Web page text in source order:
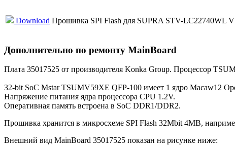
Download Прошивка SPI Flash для SUPRA STV-LC22740WL
Дополнительно по ремонту MainBoard
Плата 35017525 от производителя Konka Group. Процессор
32-bit SoC Mstar TSUMV59XE QFP-100 имеет 1 ядро Macaw12
Напряжение питания ядра процессора CPU 1.2V.
Оперативная память встроена в SoC DDR1/DDR2.
Прошивка хранится в микросхеме SPI Flash 32Mbit 4MB,
Внешний вид MainBoard 35017525 показан на рисунке ниже: